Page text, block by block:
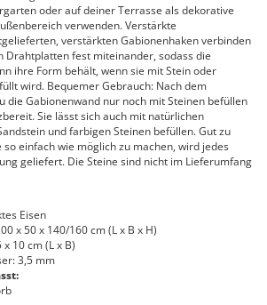
oder auf deiner Terrasse als dekorative
verwenden. Verstärkte
verstärkten Gabionenhaken verbinden
Drahtplatten fest miteinander, sodass die
ihre Form behält, wenn sie mit Stein oder
wird. Bequemer Gebrauch: Nach dem
die Gabionenwand nur noch mit Steinen befüllen
Sie lässt sich auch mit natürlichen
und farbigen Steinen befüllen. Gut zu
einfach wie möglich zu machen, wird jedes
geliefert. Die Steine sind nicht im Lieferumfang
Eisen
x 50 x 140/160 cm (L x B x H)
10 cm (L x B)
3,5 mm